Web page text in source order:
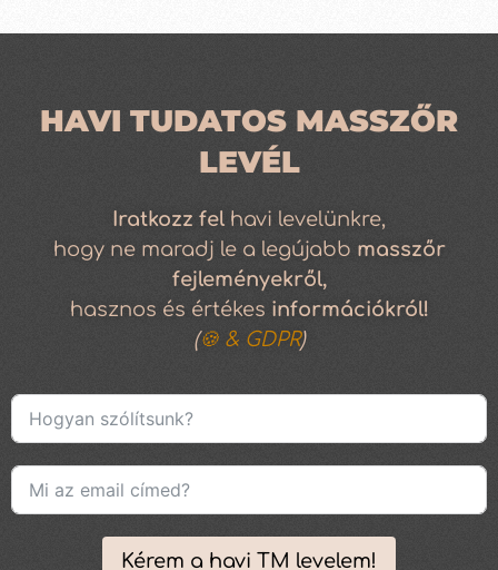
HAVI TUDATOS MASSZŐR
LEVÉL
Iratkozz fel havi levelünkre,
hogy ne maradj le a legújabb masszőr
fejleményekről,
hasznos és értékes információkról!
(🍪 & GDPR)
Kérem a havi TM levelem!